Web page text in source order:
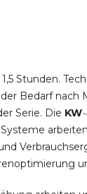
Stunden.
Bedarf nach
Serie. Die KW-